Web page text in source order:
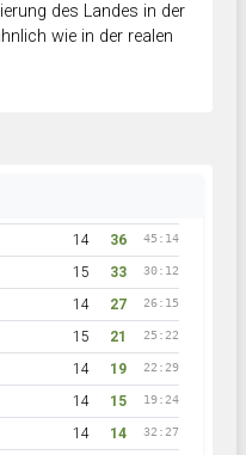
des Landes in der
wie in der realen
14 36 45:14
15 33 30:12
14 27 26:15
15 21 25:22
14 19 22:29
14 15 19:24
14 14 32:27